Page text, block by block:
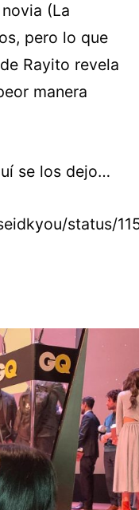
(La
pero lo que
Rayito revela
manera
se los dejo…
status/